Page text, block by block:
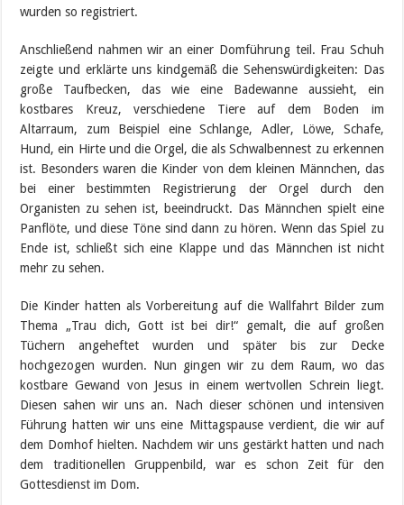
wurden so registriert.
Anschließend nahmen wir an einer Domführung teil. Frau Schuh
zeigte und erklärte uns kindgemäß die Sehenswürdigkeiten: Das
große Taufbecken, das wie eine Badewanne aussieht, ein
kostbares Kreuz, verschiedene Tiere auf dem Boden im
Altarraum, zum Beispiel eine Schlange, Adler, Löwe, Schafe,
Hund, ein Hirte und die Orgel, die als Schwalbennest zu erkennen
ist. Besonders waren die Kinder von dem kleinen Männchen, das
bei einer bestimmten Registrierung der Orgel durch den
Organisten zu sehen ist, beeindruckt. Das Männchen spielt eine
Panflöte, und diese Töne sind dann zu hören. Wenn das Spiel zu
Ende ist, schließt sich eine Klappe und das Männchen ist nicht
mehr zu sehen.
Die Kinder hatten als Vorbereitung auf die Wallfahrt Bilder zum
Thema „Trau dich, Gott ist bei dir!“ gemalt, die auf großen
Tüchern angeheftet wurden und später bis zur Decke
hochgezogen wurden. Nun gingen wir zu dem Raum, wo das
kostbare Gewand von Jesus in einem wertvollen Schrein liegt.
Diesen sahen wir uns an. Nach dieser schönen und intensiven
Führung hatten wir uns eine Mittagspause verdient, die wir auf
dem Domhof hielten. Nachdem wir uns gestärkt hatten und nach
dem traditionellen Gruppenbild, war es schon Zeit für den
Gottesdienst im Dom.